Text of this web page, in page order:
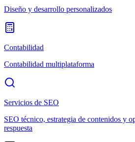
Diseño y desarrollo personalizados
Contabilidad
Contabilidad multiplataforma
Servicios de SEO
SEO técnico, estrategia de contenidos y
respuesta